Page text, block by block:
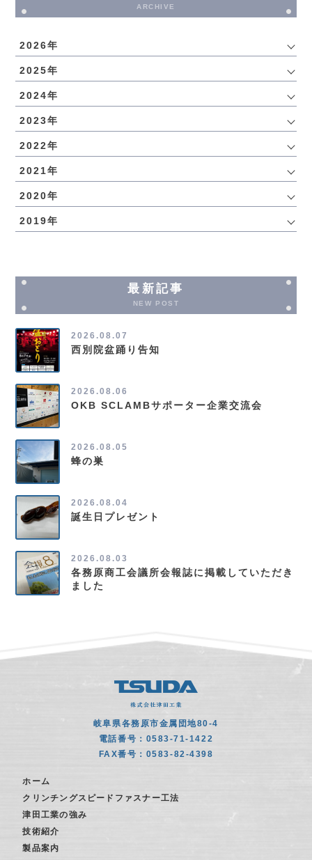
ARCHIVE
2026年
2025年
2024年
2023年
2022年
2021年
2020年
2019年
最新記事
NEW POST
2026.08.07
西別院盆踊り告知
2026.08.06
OKB SCLAMBサポーター企業交流会
2026.08.05
蜂の巣
2026.08.04
誕生日プレゼント
2026.08.03
各務原商工会議所会報誌に掲載していただき
ました
岐阜県各務原市金属団地80-4
電話番号：0583-71-1422
FAX番号：0583-82-4398
ホーム
クリンチングスピードファスナー工法
津田工業の強み
技術紹介
製品案内